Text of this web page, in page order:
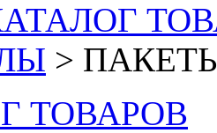
>
ТОВАРОВ